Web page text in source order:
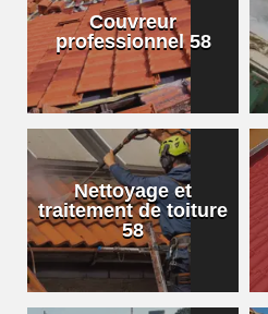
Couvreur
professionnel 58
Nettoyage et
traitement de toiture
58